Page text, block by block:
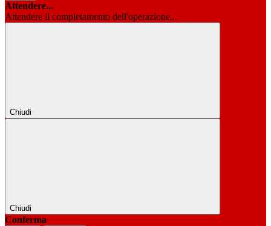
Attendere...
Attendere il completamento dell'operazione...
Chiudi
Chiudi
Conferma